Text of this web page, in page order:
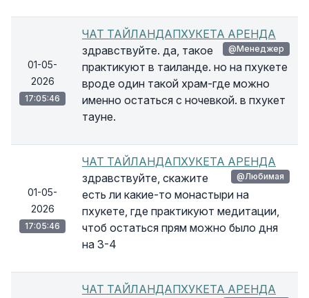
01-05-
2026
17:05:46
ЧАТ ТАЙЛАНДАПХУКЕТА АРЕНДА
@Менеджер
здравствуйте. да, такое
практикуют в таиланде. но на пхукете
вроде один такой храм-где можно
именно остаться с ночевкой. в пхукет
тауне.
01-05-
2026
17:05:46
ЧАТ ТАЙЛАНДАПХУКЕТА АРЕНДА
@Любимая
здравствуйте, скажите
есть ли какие-то монастыри на
пхукете, где практикуют медитации,
чтоб остаться прям можно было дня
на 3-4
ЧАТ ТАЙЛАНДАПХУКЕТА АРЕНДА